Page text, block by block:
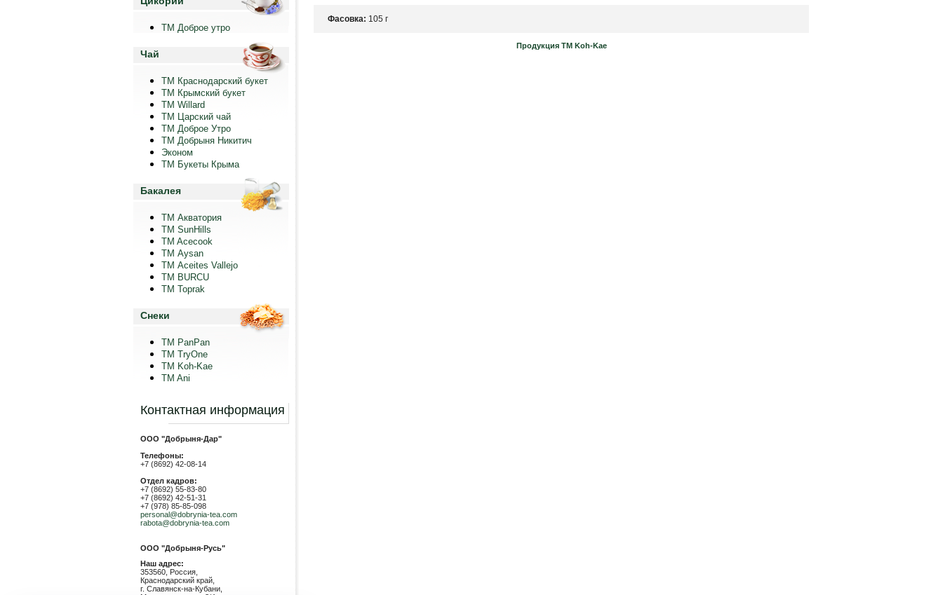
ТМ Доброе утро
Чай
ТМ Краснодарский букет
ТМ Крымский букет
ТМ Willard
ТМ Царский чай
ТМ Доброе Утро
ТМ Добрыня Никитич
Эконом
ТМ Букеты Крыма
Бакалея
ТМ Акватория
ТМ SunHills
TM Acecook
ТМ Aysan
ТМ Aceites Vallejo
TM BURCU
TM Toprak
Снеки
TM PanPan
ТМ TryOne
ТМ Koh-Kae
TM Ani
Контактная информация
ООО "Добрыня-Дар"
Телефоны:
+7 (8692) 42-08-14
Отдел кадров:
+7 (8692) 55-83-80
+7 (8692) 42-51-31
+7 (978) 85-85-098
personal@dobrynia-tea.com
rabota@dobrynia-tea.com
ООО "Добрыня-Русь"
Наш адрес:
353560, Россия,
Краснодарский край,
г. Славянск-на-Кубани,
Фасовка: 105 г
Продукция ТМ Koh-Kae